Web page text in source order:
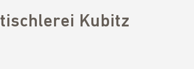
Kubitz